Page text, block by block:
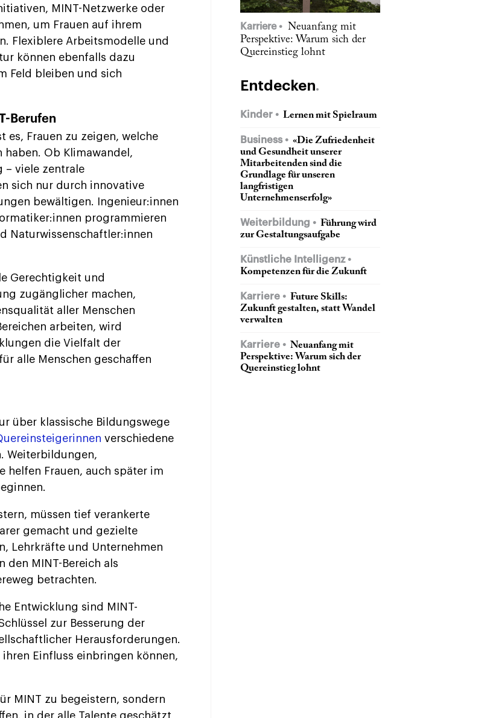
MINT-Netzwerke oder
um Frauen auf ihrem
Flexiblere Arbeitsmodelle und
können ebenfalls dazu
Feld bleiben und sich
Berufen
es, Frauen zu zeigen, welche
haben. Ob Klimawandel,
– viele zentrale
sich nur durch innovative
bewältigen. Ingenieur:innen
programmieren
Naturwissenschaftler:innen
Gerechtigkeit und
zugänglicher machen,
aller Menschen
arbeiten, wird
die Vielfalt der
alle Menschen geschaffen
über klassische Bildungswege
verschiedene
Weiterbildungen,
helfen Frauen, auch später im
müssen tief verankerte
gemacht und gezielte
Lehrkräfte und Unternehmen
den MINT-Bereich als
betrachten.
Entwicklung sind MINT-
zur Besserung der
Herausforderungen.
Einfluss einbringen können,
MINT zu begeistern, sondern
in der alle Talente geschätzt
Karriere
Neuanfang mit
Perspektive: Warum sich der
Quereinstieg lohnt
Entdecken
Kinder Lernen mit Spielraum
Business
«Die Zufriedenheit
und Gesundheit unserer
Mitarbeitenden sind die
Grundlage für unseren
langfristigen
Unternehmenserfolg»
Weiterbildung
Führung wird
zur Gestaltungsaufgabe
Künstliche Intelligenz
Kompetenzen für die Zukunft
Karriere
Future Skills:
Zukunft gestalten, statt Wandel
verwalten
Karriere
Neuanfang mit
Perspektive: Warum sich der
Quereinstieg lohnt